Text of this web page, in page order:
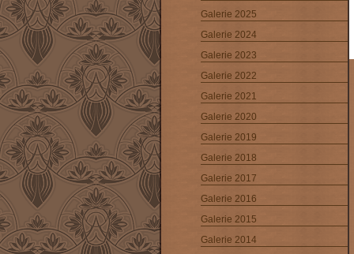
Galerie 2025
Galerie 2024
Galerie 2023
Galerie 2022
Galerie 2021
Galerie 2020
Galerie 2019
Galerie 2018
Galerie 2017
Galerie 2016
Galerie 2015
Galerie 2014